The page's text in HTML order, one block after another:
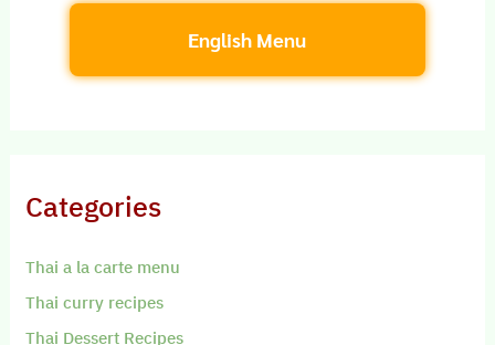
English Menu
Categories
Thai a la carte menu
Thai curry recipes
Thai Dessert Recipes